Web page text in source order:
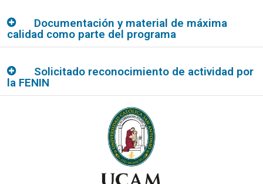
Documentación y material de máxima
calidad como parte del programa
Solicitado reconocimiento de actividad por
la FENIN